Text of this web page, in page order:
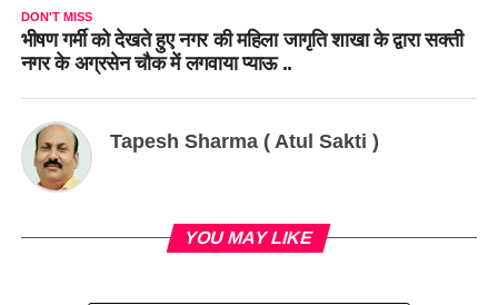
DON'T MISS
भीषण गर्मी को देखते हुए नगर की महिला जागृति शाखा के द्वारा सक्ती
नगर के अग्रसेन चौक में लगवाया प्याऊ ..
Tapesh Sharma ( Atul Sakti )
YOU MAY LIKE